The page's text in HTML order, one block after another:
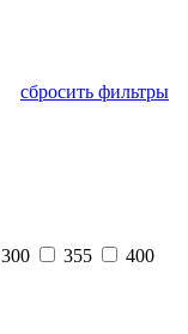
сбросить фильтры
300 355
400